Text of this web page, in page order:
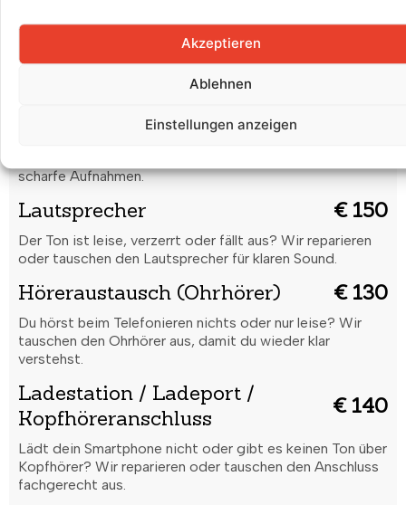
Akzeptieren
Ablehnen
Einstellungen anzeigen
Risse, Kratzer oder ein defektes Display? Wir tauschen
Glas und LCD professionell aus, damit dein Smartphone
scharfe Aufnahmen.
Lautsprecher € 150
Der Ton ist leise, verzerrt oder fällt aus? Wir reparieren
oder tauschen den Lautsprecher für klaren Sound.
Höreraustausch (Ohrhörer) € 130
Du hörst beim Telefonieren nichts oder nur leise? Wir
tauschen den Ohrhörer aus, damit du wieder klar
verstehst.
Ladestation / Ladeport /
Kopfhöreranschluss
€ 140
Lädt dein Smartphone nicht oder gibt es keinen Ton über
Kopfhörer? Wir reparieren oder tauschen den Anschluss
fachgerecht aus.